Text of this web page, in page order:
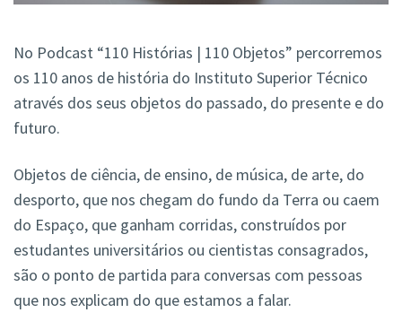
No Podcast “110 Histórias | 110 Objetos” percorremos
os 110 anos de história do Instituto Superior Técnico
através dos seus objetos do passado, do presente e do
futuro.
Objetos de ciência, de ensino, de música, de arte, do
desporto, que nos chegam do fundo da Terra ou caem
do Espaço, que ganham corridas, construídos por
estudantes universitários ou cientistas consagrados,
são o ponto de partida para conversas com pessoas
que nos explicam do que estamos a falar.